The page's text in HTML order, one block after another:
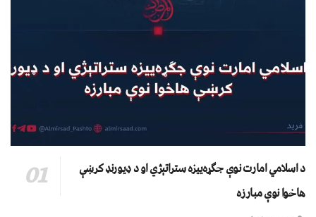
د اسلامي امارت نوې جګړه‌ییزه ستراتېژي او د ډیورنډ کرښې
هاخوا نوې مبارزه